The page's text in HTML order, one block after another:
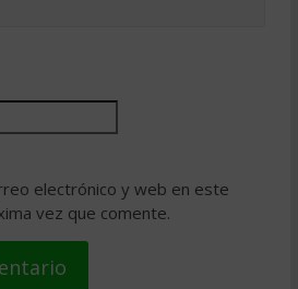
electrónico y web en este
vez que comente.